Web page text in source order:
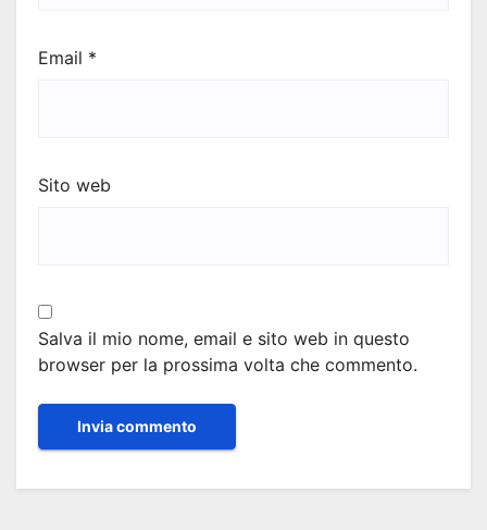
Email *
Sito web
Salva il mio nome, email e sito web in questo
browser per la prossima volta che commento.